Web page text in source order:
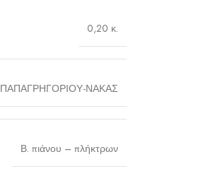
0,20 κ.
ΠΑΠΑΓΡΗΓΟΡΙΟΥ-ΝΑΚΑΣ
Β. πιάνου – πλήκτρων